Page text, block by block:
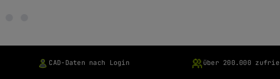
CAD-Daten nach Login über 200.000